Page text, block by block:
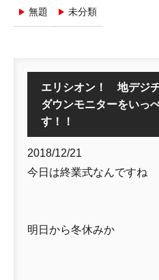
無題 未分類
エリシオン！ 地デジ
ダウンモニターをいっ
す！！
2018/12/21
今日は終業式なんですね
明日から冬休みか